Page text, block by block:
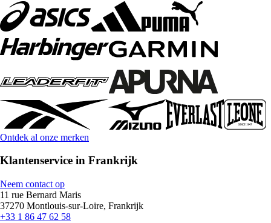
Ontdek al onze merken
Klantenservice in Frankrijk
Neem contact op
11 rue Bernard Maris
37270 Montlouis-sur-Loire, Frankrijk
+33 1 86 47 62 58